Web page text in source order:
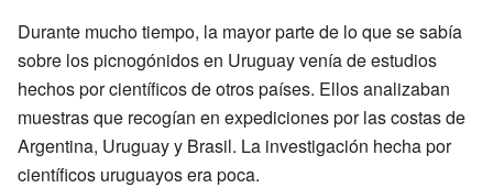
Durante mucho tiempo, la mayor parte de lo que se sabía
sobre los picnogónidos en Uruguay venía de estudios
hechos por científicos de otros países. Ellos analizaban
muestras que recogían en expediciones por las costas de
Argentina, Uruguay y Brasil. La investigación hecha por
científicos uruguayos era poca.